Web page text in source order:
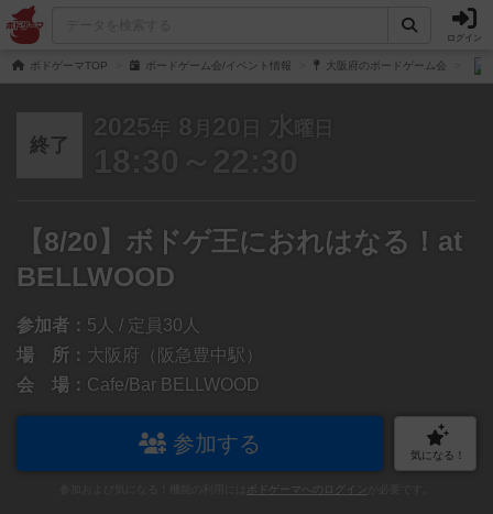
ログイン
ボドゲーマTOP ボードゲーム会/イベント情報 大阪府のボードゲーム会
終了
2025 年 8 月 20 日 水 曜日
18:30～22:30
【8/20】ボドゲ王におれはなる！at
BELLWOOD
参加者： 5人 / 定員30人
場 所： 大阪府（阪急豊中駅）
会 場： Cafe/Bar BELLWOOD
参加する 気になる！
ボドゲーマへのログイン